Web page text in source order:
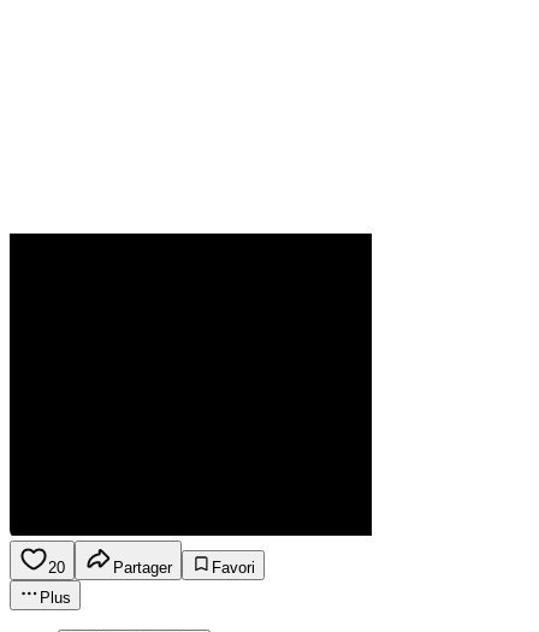
20 Partager
Favori
Plus